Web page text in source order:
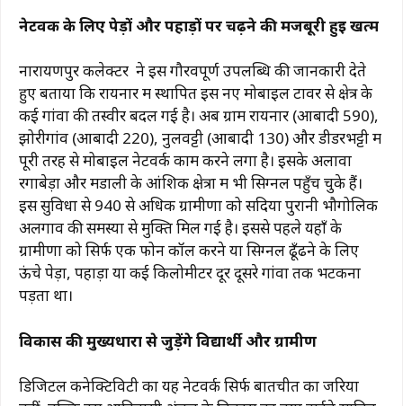
​नेटवर्क के लिए पेड़ों और पहाड़ों पर चढ़ने की मजबूरी हुई खत्म
​नारायणपुर कलेक्टर ने इस गौरवपूर्ण उपलब्धि की जानकारी देते
हुए बताया कि रायनार में स्थापित इस नए मोबाइल टावर से क्षेत्र के
कई गांवों की तस्वीर बदल गई है। अब ग्राम रायनार (आबादी 590),
झोरीगांव (आबादी 220), नुलवट्टी (आबादी 130) और डीडरभट्टी में
पूरी तरह से मोबाइल नेटवर्क काम करने लगा है। इसके अलावा
रेंगाबेड़ा और मडाली के आंशिक क्षेत्रों में भी सिग्नल पहुँच चुके हैं।
​इस सुविधा से 940 से अधिक ग्रामीणों को सदियों पुरानी भौगोलिक
अलगाव की समस्या से मुक्ति मिल गई है। इससे पहले यहाँ के
ग्रामीणों को सिर्फ एक फोन कॉल करने या सिग्नल ढूँढने के लिए
ऊंचे पेड़ों, पहाड़ों या कई किलोमीटर दूर दूसरे गांवों तक भटकना
पड़ता था।
​विकास की मुख्यधारा से जुड़ेंगे विद्यार्थी और ग्रामीण
​डिजिटल कनेक्टिविटी का यह नेटवर्क सिर्फ बातचीत का जरिया